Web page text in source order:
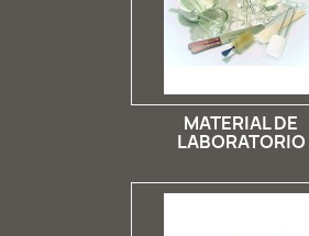
MATERIAL DE
LABORATORIO